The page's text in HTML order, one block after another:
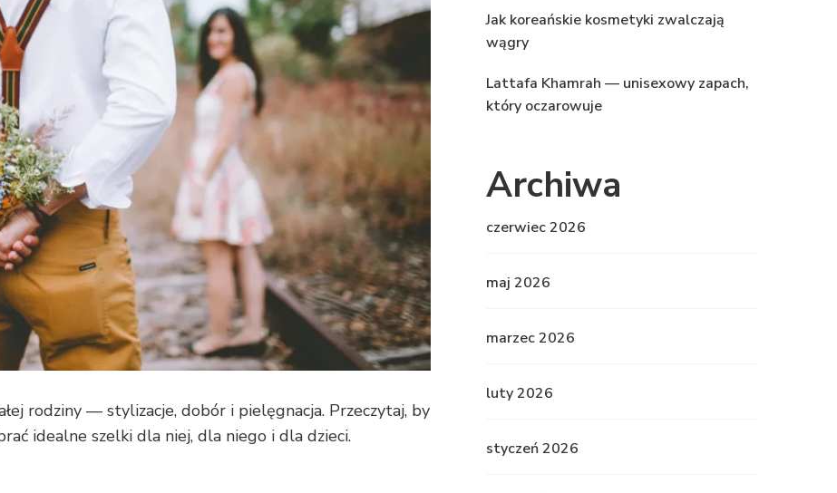
rodziny — stylizacje, dobór i pielęgnacja. Przeczytaj, by
idealne szelki dla niej, dla niego i dla dzieci.
Jak koreańskie kosmetyki zwalczają
wągry
Lattafa Khamrah — unisexowy zapach,
który oczarowuje
Archiwa
czerwiec 2026
maj 2026
marzec 2026
luty 2026
styczeń 2026